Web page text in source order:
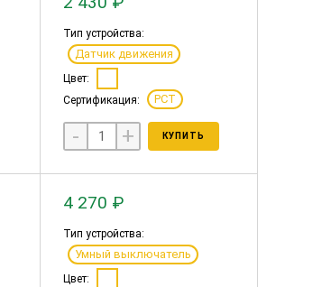
Тип устройства:
Датчик движения
Цвет:
Сертификация:
РСТ
- + КУПИТЬ
4 270 ₽
Тип устройства:
Умный выключатель
Цвет: